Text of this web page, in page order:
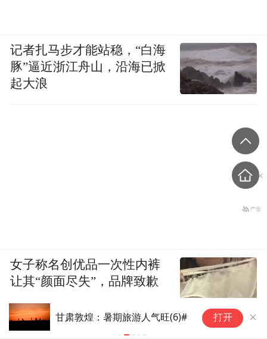
甘肃敦煌：暑期旅游人气旺(6)# 打开
记者扎马步才能站稳，“白海
豚”逼近浙江舟山，沿海已掀
起大浪
女子称名创优品一次性内裤
让其“颜面尽失”，品牌致歉
吉林日报